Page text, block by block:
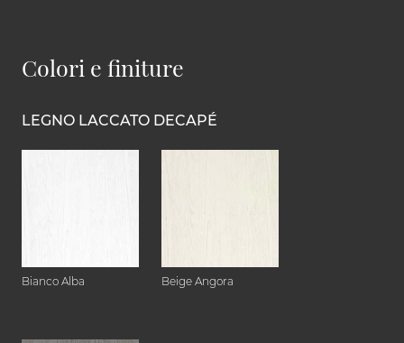
Colori e finiture
LEGNO LACCATO DECAPÉ
Bianco Alba Beige Angora